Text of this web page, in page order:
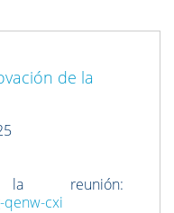
de la
la reunión:
qenw-cxi